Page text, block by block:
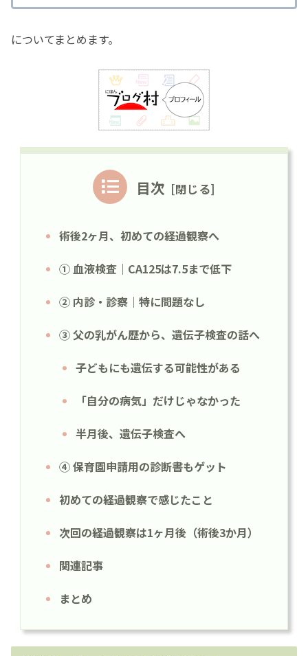
についてまとめます。
目次
術後2ヶ月、初めての経過観察へ
① 血液検査｜CA125は7.5まで低下
② 内診・診察｜特に問題なし
③ 父の乳がん歴から、遺伝子検査の話へ
子どもにも遺伝する可能性がある
「自分の病気」だけじゃなかった
半月後、遺伝子検査へ
④ 保育園申請用の診断書もゲット
初めての経過観察で感じたこと
次回の経過観察は1ヶ月後（術後3か月）
関連記事
まとめ